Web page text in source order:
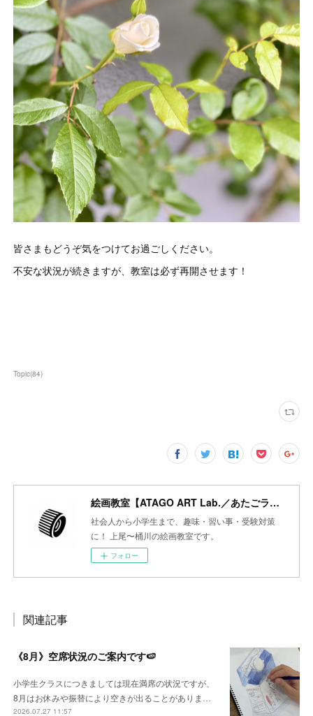
皆さまもどうぞ気をつけてお過ごしください。
不安な状況が続きますが、教室は必ず再開させます！
Topic(84)
絵画教室【ATAGO ART Lab.／あたごラボ】
社会人から小学生まで、趣味・習い事・受験対策
に！ 上尾〜桶川の絵画教室です。
フォロー
関連記事
《8月》空席状況のご案内です🍉
小学生クラスにつきましては現在満席の状況ですが、
8月はお休みや振替により空きが出ることがありま…
2026.07.27 11:57